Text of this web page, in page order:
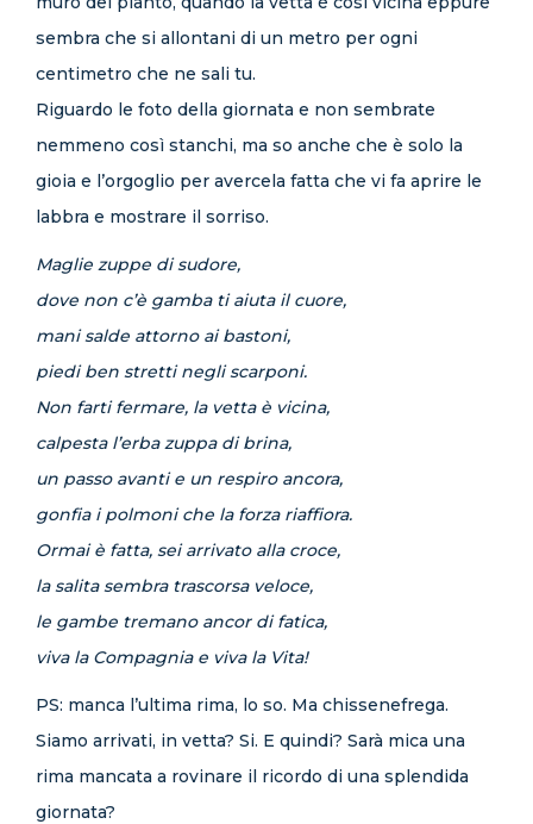
sembra che si allontani di un metro per ogni
centimetro che ne sali tu.
Riguardo le foto della giornata e non sembrate
nemmeno così stanchi, ma so anche che è solo la
gioia e l’orgoglio per avercela fatta che vi fa aprire le
labbra e mostrare il sorriso.
Maglie zuppe di sudore,
dove non c’è gamba ti aiuta il cuore,
mani salde attorno ai bastoni,
piedi ben stretti negli scarponi.
Non farti fermare, la vetta è vicina,
calpesta l’erba zuppa di brina,
un passo avanti e un respiro ancora,
gonfia i polmoni che la forza riaffiora.
Ormai è fatta, sei arrivato alla croce,
la salita sembra trascorsa veloce,
le gambe tremano ancor di fatica,
viva la Compagnia e viva la Vita!
PS: manca l’ultima rima, lo so. Ma chissenefrega.
Siamo arrivati, in vetta? Si. E quindi? Sarà mica una
rima mancata a rovinare il ricordo di una splendida
giornata?